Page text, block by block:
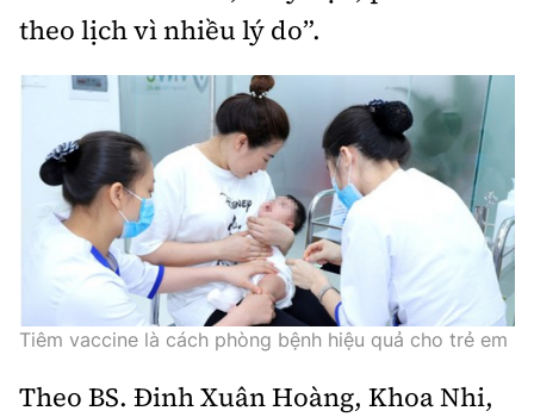
Hàng hải
Đường sắt đô thị
Nhà thầu
Mời thầu - Đấu thầu
Thi viết về GTVT
Hỏi - Đáp
Lái xe an toàn
Chung tay vì ATGT
Gương sáng giao thông
Đời sống
Lao động - Công đoàn
Showbiz
Âm nhạc
Hậu trường sao
360 độ thể thao
Công nghệ
Công nghệ mới
Sản phẩm mới
Thế giới
Thời sự Quốc tế
Hồ sơ tài liệu
Thế giới giao thông
Đi ++
Du lịch
Khám phá
Lối sống
Video
Thời sự
Khám phá
theo lịch vì nhiều lý do”.
Tiêm vaccine là cách phòng bệnh hiệu quả cho trẻ em
Theo BS. Đinh Xuân Hoàng, Khoa Nhi,